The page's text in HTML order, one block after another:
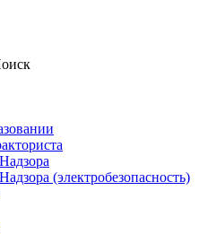
(электробезопасность)